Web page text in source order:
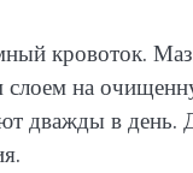
кровоток.
на
дважды в день.